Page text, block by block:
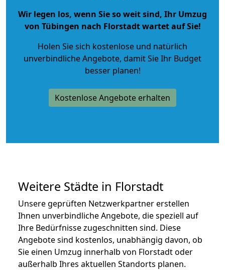
Wir legen los, wenn Sie so weit sind, Ihr Umzug
von Tübingen nach Florstadt wartet auf Sie!
Holen Sie sich kostenlose und natürlich
unverbindliche Angebote, damit Sie Ihr Budget
besser planen!
Kostenlose Angebote erhalten
Weitere Städte in Florstadt
Unsere geprüften Netzwerkpartner erstellen
Ihnen unverbindliche Angebote, die speziell auf
Ihre Bedürfnisse zugeschnitten sind. Diese
Angebote sind kostenlos, unabhängig davon, ob
Sie einen Umzug innerhalb von Florstadt oder
außerhalb Ihres aktuellen Standorts planen.